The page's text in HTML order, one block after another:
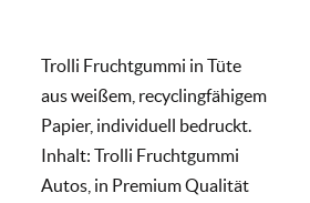
Trolli Fruchtgummi in Tüte
aus weißem, recyclingfähigem
Papier, individuell bedruckt.
Inhalt: Trolli Fruchtgummi
Autos, in Premium Qualität